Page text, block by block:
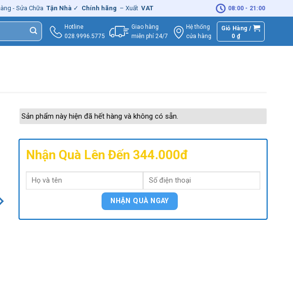
Chữa Tận Nhà ✓ Chính hãng – Xuất VAT đầy đủ giao hàng - Sửa Chữa
08:00 - 21:00
Hotline
028.9996.5775
Giao hàng
miễn phí 24/7
Hệ thống
cửa hàng
Giỏ Hàng /
0₫
Sản phẩm này hiện đã hết hàng và không có sẵn.
Nhận Quà Lên Đến 344.000đ